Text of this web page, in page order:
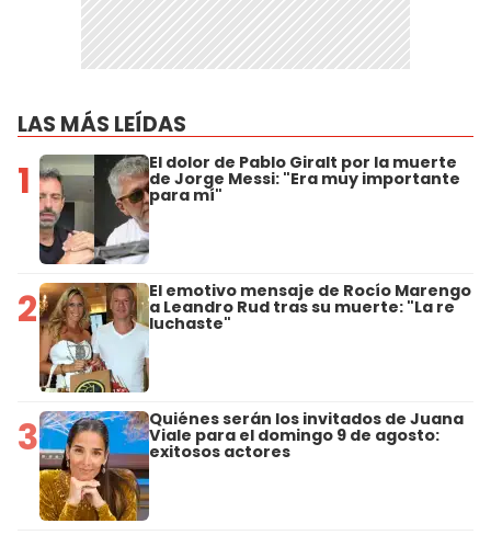
LAS MÁS LEÍDAS
1 El dolor de Pablo Giralt por la muerte
de Jorge Messi: "Era muy importante
para mí"
2 El emotivo mensaje de Rocío Marengo
a Leandro Rud tras su muerte: "La re
luchaste"
3 Quiénes serán los invitados de Juana
Viale para el domingo 9 de agosto:
exitosos actores